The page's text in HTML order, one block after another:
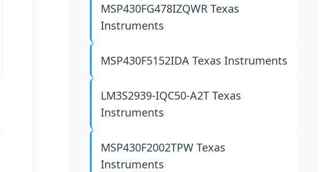
MSP430FG478IZQWRTexas
Instruments
MSP430F5152IDATexas Instruments
LM3S2939-IQC50-A2TTexas
Instruments
MSP430F2002TPWTexas
Instruments